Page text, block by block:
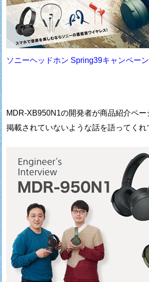
ソニーヘッドホン Spring39キャンペーン
MDR-XB950N1の開発者が商品紹介ペー
掲載されていないような話を語ってくれ